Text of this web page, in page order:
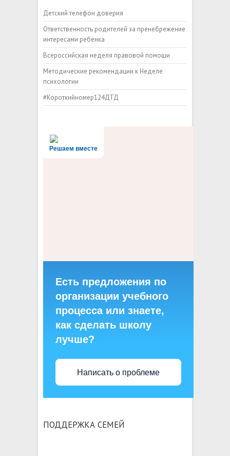
Детский телефон доверия
Ответственность родителей за пренебрежение
интересами ребенка
Всероссийская неделя правовой помощи
Методические рекомендации к Неделе
психологии
#Короткийномер124ДТД
Решаем вместе
Есть предложения по
организации учебного
процесса или знаете,
как сделать школу
лучше?
Написать о проблеме
ПОДДЕРЖКА СЕМЕЙ